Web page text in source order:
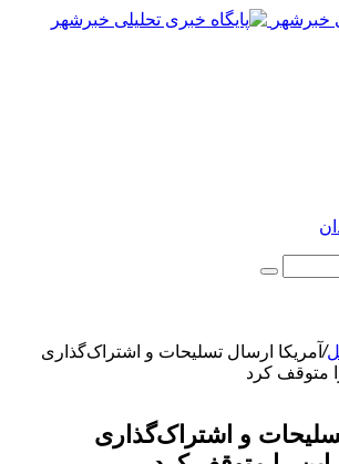
/آمریکا ارسال تسلیحات و اشتراک‌گذاری
متوقف کرد
و اشتراک‌گذاری